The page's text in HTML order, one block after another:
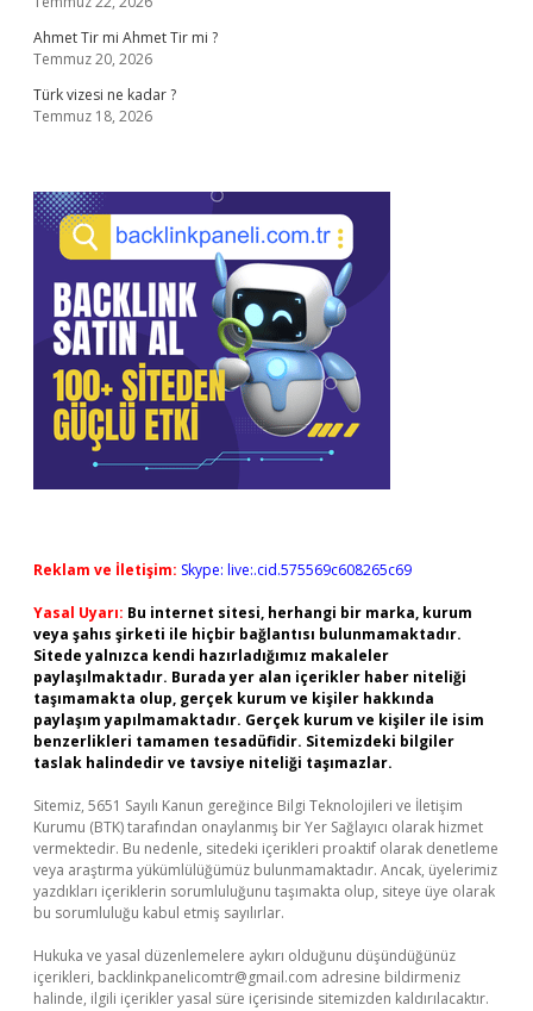
Ahmet Tir mi Ahmet Tir mi ?
Temmuz 20, 2026
Türk vizesi ne kadar ?
Temmuz 18, 2026
Reklam ve İletişim: Skype: live:.cid.575569c608265c69
Yasal Uyarı: Bu internet sitesi, herhangi bir marka, kurum
veya şahıs şirketi ile hiçbir bağlantısı bulunmamaktadır.
Sitede yalnızca kendi hazırladığımız makaleler
paylaşılmaktadır. Burada yer alan içerikler haber niteliği
taşımamakta olup, gerçek kurum ve kişiler hakkında
paylaşım yapılmamaktadır. Gerçek kurum ve kişiler ile isim
benzerlikleri tamamen tesadüfidir. Sitemizdeki bilgiler
taslak halindedir ve tavsiye niteliği taşımazlar.
Sitemiz, 5651 Sayılı Kanun gereğince Bilgi Teknolojileri ve İletişim
Kurumu (BTK) tarafından onaylanmış bir Yer Sağlayıcı olarak hizmet
vermektedir. Bu nedenle, sitedeki içerikleri proaktif olarak denetleme
veya araştırma yükümlülüğümüz bulunmamaktadır. Ancak, üyelerimiz
yazdıkları içeriklerin sorumluluğunu taşımakta olup, siteye üye olarak
bu sorumluluğu kabul etmiş sayılırlar.
Hukuka ve yasal düzenlemelere aykırı olduğunu düşündüğünüz
içerikleri, backlinkpanelicomtr@gmail.com adresine bildirmeniz
halinde, ilgili içerikler yasal süre içerisinde sitemizden kaldırılacaktır.